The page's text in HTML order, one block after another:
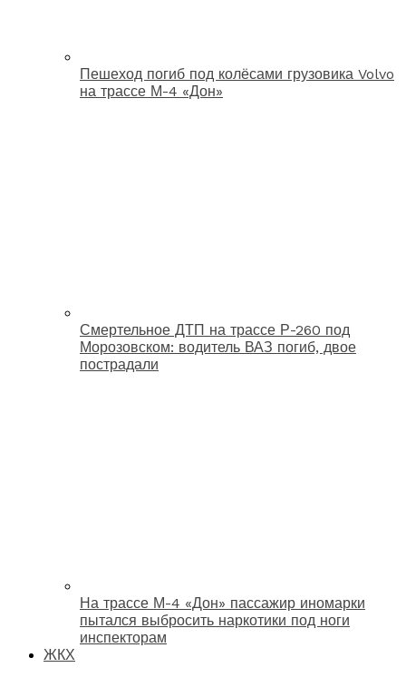
Пешеход погиб под колёсами грузовика Volvo
на трассе М-4 «Дон»
Смертельное ДТП на трассе Р-260 под
Морозовском: водитель ВАЗ погиб, двое
пострадали
На трассе М-4 «Дон» пассажир иномарки
пытался выбросить наркотики под ноги
инспекторам
ЖКХ